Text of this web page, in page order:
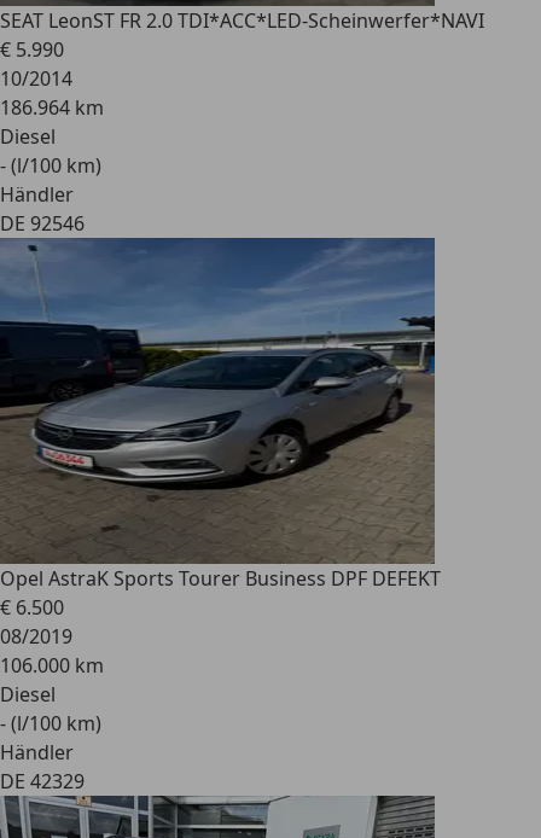
SEAT LeonST FR 2.0 TDI*ACC*LED-Scheinwerfer*NAVI
€ 5.990
10/2014
186.964 km
Diesel
- (l/100 km)
Händler
DE 92546
Opel AstraK Sports Tourer Business DPF DEFEKT
€ 6.500
08/2019
106.000 km
Diesel
- (l/100 km)
Händler
DE 42329